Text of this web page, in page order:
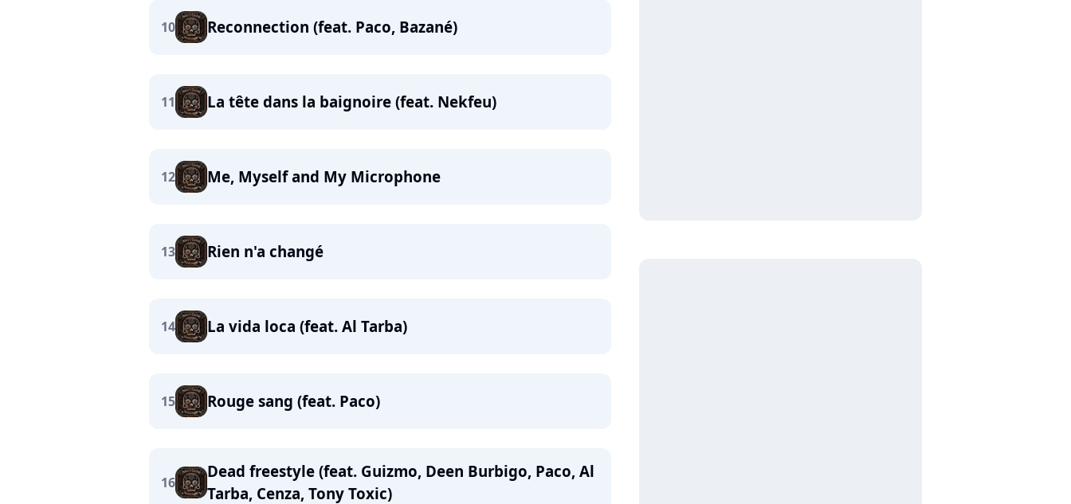
10 Reconnection (feat. Paco, Bazané)
11 La tête dans la baignoire (feat. Nekfeu)
12 Me, Myself and My Microphone
13 Rien n'a changé
14 La vida loca (feat. Al Tarba)
15 Rouge sang (feat. Paco)
16
Dead freestyle (feat. Guizmo, Deen Burbigo, Paco, Al
Tarba, Cenza, Tony Toxic)